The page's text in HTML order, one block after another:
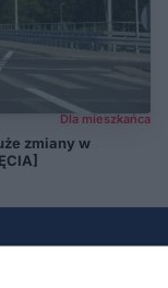
Dla mieszkańca
zmiany w